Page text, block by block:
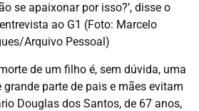
se apaixonar por isso?’, disse o
ao G1 (Foto: Marcelo
Arquivo Pessoal)
de um filho é, sem dúvida, uma
parte de pais e mães evitam
Douglas dos Santos, de 67 anos,